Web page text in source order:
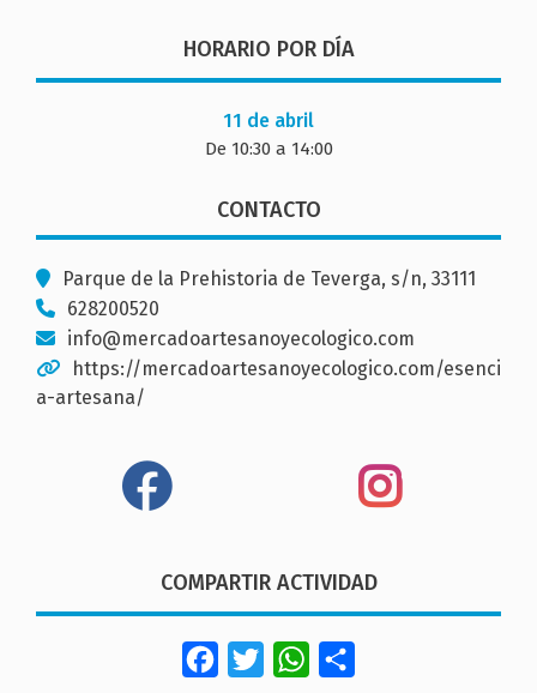
HORARIO POR DÍA
11 de abril
De 10:30 a 14:00
CONTACTO
Parque de la Prehistoria de Teverga, s/n, 33111
628200520
info@mercadoartesanoyecologico.com
https://mercadoartesanoyecologico.com/esenci
a-artesana/
COMPARTIR ACTIVIDAD
FacebookTwitterWhatsApp